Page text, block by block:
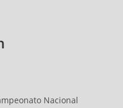
Nacional